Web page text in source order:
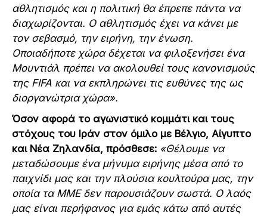
αθλητισμός και η πολιτική θα έπρεπε πάντα να
διαχωρίζονται. Ο αθλητισμός έχει να κάνει με
τον σεβασμό, την ειρήνη, την ένωση.
Οποιαδήποτε χώρα δέχεται να φιλοξενήσει ένα
Μουντιάλ πρέπει να ακολουθεί τους κανονισμούς
της FIFA και να εκπληρώνει τις ευθύνες της ως
διοργανώτρια χώρα».
Όσον αφορά το αγωνιστικό κομμάτι και τους
στόχους του Ιράν στον όμιλο με Βέλγιο, Αίγυπτο
και Νέα Ζηλανδία, πρόσθεσε: «Θέλουμε να
μεταδώσουμε ένα μήνυμα ειρήνης μέσα από το
παιχνίδι μας και την πλούσια κουλτούρα μας, την
οποία τα ΜΜΕ δεν παρουσιάζουν σωστά. Ο λαός
μας είναι περήφανος για εμάς κάτω από αυτές